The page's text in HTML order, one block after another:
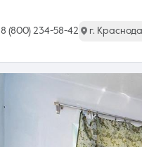
8 (800) 234-58-42 г.